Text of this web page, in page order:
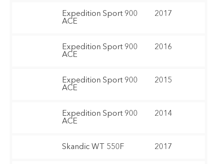
Expedition Sport 900
ACE
2017
Expedition Sport 900
ACE
2016
Expedition Sport 900
ACE
2015
Expedition Sport 900
ACE
2014
Skandic WT 550F 2017